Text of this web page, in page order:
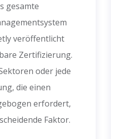
gesamte
veröffentlicht
Zertifizierung.
oder jede
die einen
erfordert,
Faktor.